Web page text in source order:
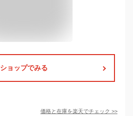
ショップでみる
価格と在庫を楽天でチェック >>